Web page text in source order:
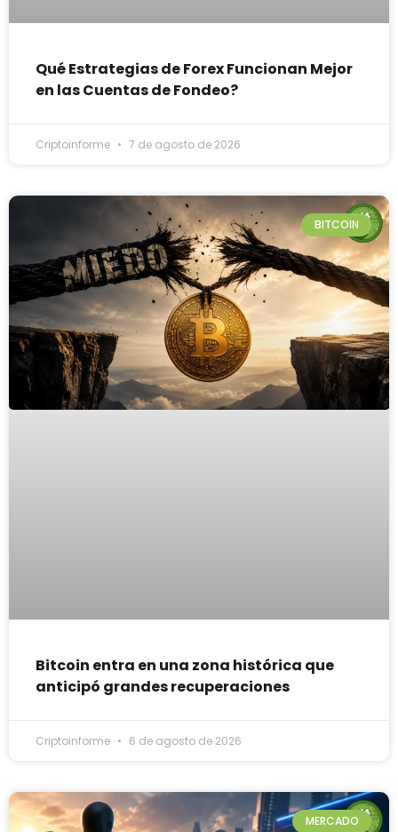
Qué Estrategias de Forex Funcionan Mejor
en las Cuentas de Fondeo?
Criptoinforme 7 de agosto de 2026
BITCOIN
Bitcoin entra en una zona histórica que
anticipó grandes recuperaciones
Criptoinforme 6 de agosto de 2026
MERCADO